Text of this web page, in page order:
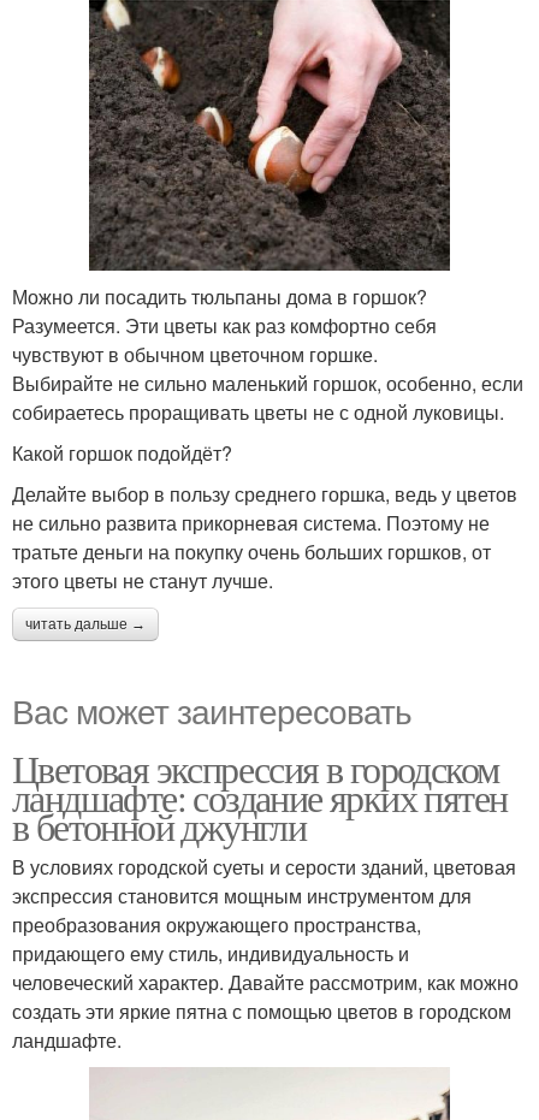
Можно ли посадить тюльпаны дома в горшок?
Разумеется. Эти цветы как раз комфортно себя
чувствуют в обычном цветочном горшке.
Выбирайте не сильно маленький горшок, особенно, если
собираетесь проращивать цветы не с одной луковицы.
Какой горшок подойдёт?
Делайте выбор в пользу среднего горшка, ведь у цветов
не сильно развита прикорневая система. Поэтому не
тратьте деньги на покупку очень больших горшков, от
этого цветы не станут лучше.
читать дальше →
Вас может заинтересовать
Цветовая экспрессия в городском
ландшафте: создание ярких пятен
в бетонной джунгли
В условиях городской суеты и серости зданий, цветовая
экспрессия становится мощным инструментом для
преобразования окружающего пространства,
придающего ему стиль, индивидуальность и
человеческий характер. Давайте рассмотрим, как можно
создать эти яркие пятна с помощью цветов в городском
ландшафте.